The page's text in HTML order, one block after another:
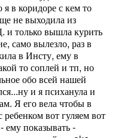
я в коридоре с кем то
не выходила из
и только вышла курить
само вылезло, раз в
в Инсту, ему в
то соплей и тп, но
обо всей нашей
и я психанула и
Я его вела чтобы в
вот гуляем вот
ему показывать -